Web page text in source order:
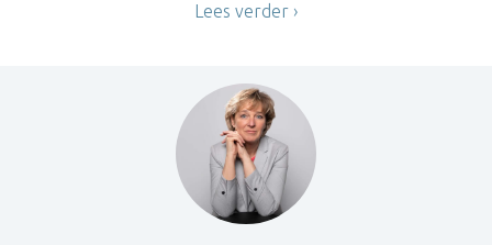
Lees verder